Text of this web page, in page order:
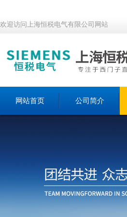
欢迎访问上海恒税电气有限公司网站
网站首页 公司简介